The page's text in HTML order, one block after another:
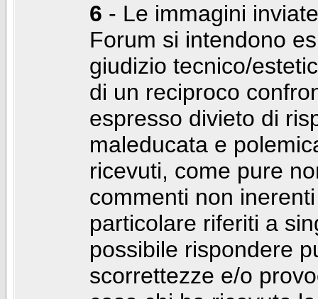
6 - Le immagini
Forum si intendono
giudizio tecnico/
di un reciproco
espresso divieto di
maleducata e
ricevuti, come pure
commenti non
particolare riferiti a
possibile rispondere
scorrettezze e/o